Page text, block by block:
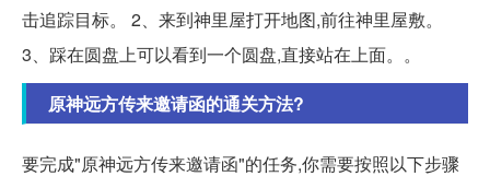
击追踪目标。 2、来到神里屋打开地图,前往神里屋敷。
3、踩在圆盘上可以看到一个圆盘,直接站在上面。。
原神远方传来邀请函的通关方法?
要完成"原神远方传来邀请函"的任务,你需要按照以下步骤